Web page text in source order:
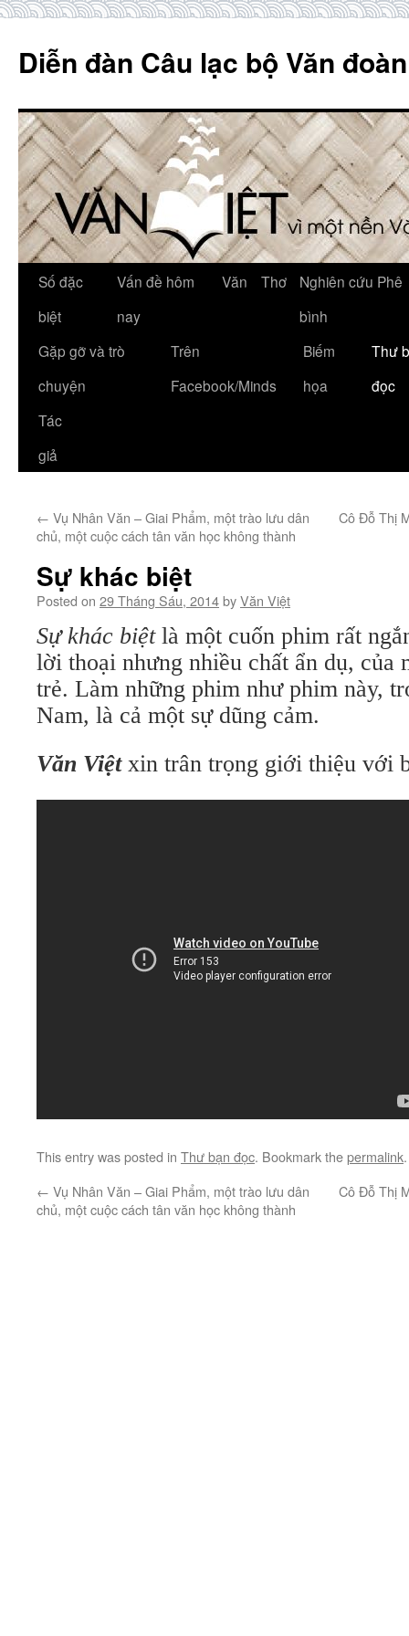
content
Diễn đàn Câu lạc bộ Văn
Số đặc
biệt
Vấn đề hôm
nay
Văn Thơ
Nghiên cứu Phê
bình
Gặp gỡ và trò
chuyện
Trên
Facebook/Minds
Biếm
họa
Thư
đọc
Tác
giả
← Vụ Nhân Văn – Giai Phẩm, một trào lưu dân
chủ, một cuộc cách tân văn học không thành
Cô Đỗ Thị
Sự khác biệt
Posted on 29 Tháng Sáu, 2014byVăn Việt
Sự khác biệtlà một cuốn phim rất
lời thoại nhưng nhiều chất ẩn dụ, của
trẻ. Làm những phim như phim này,
Nam, là cả một sự dũng cảm.
Văn Việtxin trân trọng giới thiệu với
This entry was posted in Thư bạn đọc. Bookmark thepermalink.
← Vụ Nhân Văn – Giai Phẩm, một trào lưu dân
chủ, một cuộc cách tân văn học không thành
Cô Đỗ Thị